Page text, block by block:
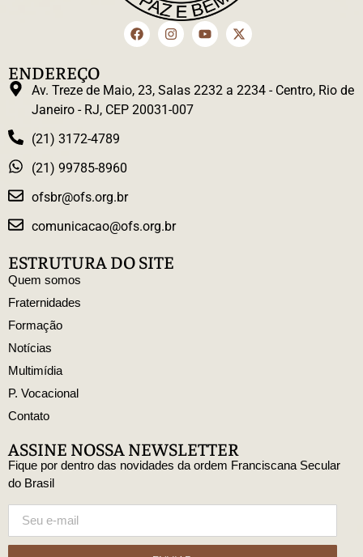
ENDEREÇO
Av. Treze de Maio, 23, Salas 2232 a 2234 - Centro, Rio de
Janeiro - RJ, CEP 20031-007
(21) 3172-4789
(21) 99785-8960
ofsbr@ofs.org.br
comunicacao@ofs.org.br
ESTRUTURA DO SITE
Quem somos
Fraternidades
Formação
Notícias
Multimídia
P. Vocacional
Contato
ASSINE NOSSA NEWSLETTER
Fique por dentro das novidades da ordem Franciscana Secular
do Brasil